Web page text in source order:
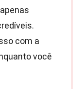
com a
você